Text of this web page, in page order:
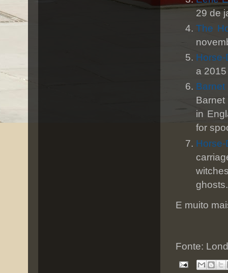
29 de
The
a 2015
in
for
E muito
Fonte: